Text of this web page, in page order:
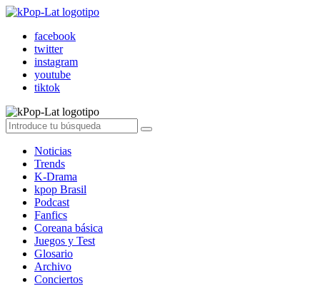
facebook
twitter
instagram
youtube
tiktok
Noticias
Trends
K-Drama
kpop Brasil
Podcast
Fanfics
Coreana básica
Juegos y Test
Glosario
Archivo
Conciertos